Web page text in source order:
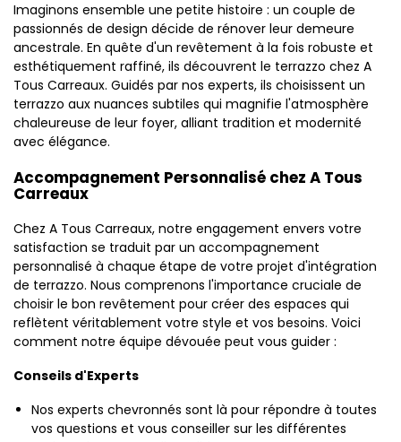
Imaginons ensemble une petite histoire : un couple de
passionnés de design décide de rénover leur demeure
ancestrale. En quête d'un revêtement à la fois robuste et
esthétiquement raffiné, ils découvrent le terrazzo chez A
Tous Carreaux. Guidés par nos experts, ils choisissent un
terrazzo aux nuances subtiles qui magnifie l'atmosphère
chaleureuse de leur foyer, alliant tradition et modernité
avec élégance.
Accompagnement Personnalisé chez A Tous
Carreaux
Chez A Tous Carreaux, notre engagement envers votre
satisfaction se traduit par un accompagnement
personnalisé à chaque étape de votre projet d'intégration
de terrazzo. Nous comprenons l'importance cruciale de
choisir le bon revêtement pour créer des espaces qui
reflètent véritablement votre style et vos besoins. Voici
comment notre équipe dévouée peut vous guider :
Conseils d'Experts
Nos experts chevronnés sont là pour répondre à toutes
vos questions et vous conseiller sur les différentes